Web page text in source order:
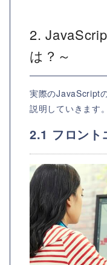
2.
は？～
実際のJavaScript
説明していきます。
2.1 フロント